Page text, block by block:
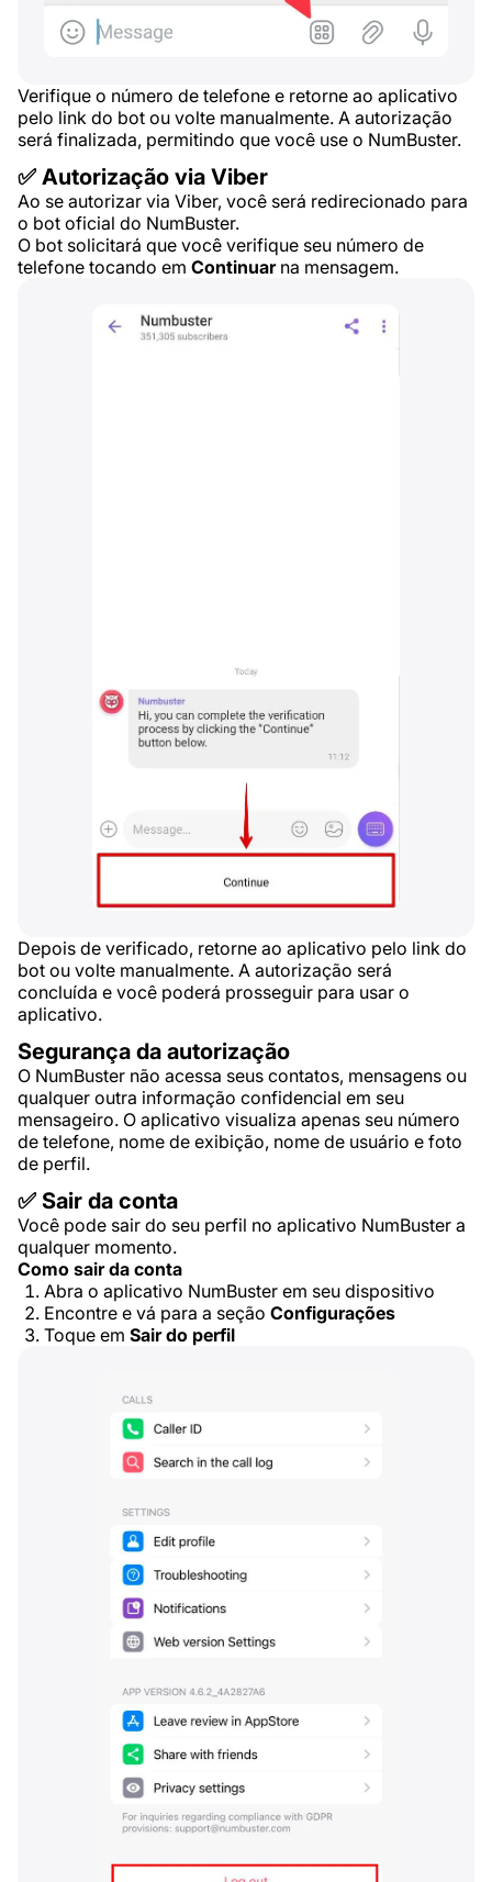
Verifique o número de telefone e retorne ao aplicativo
pelo link do bot ou volte manualmente. A autorização
será finalizada, permitindo que você use o NumBuster.
✅ Autorização via Viber
Ao se autorizar via Viber, você será redirecionado para
o bot oficial do NumBuster.
O bot solicitará que você verifique seu número de
telefone tocando em Continuarna mensagem.
Depois de verificado, retorne ao aplicativo pelo link do
bot ou volte manualmente. A autorização será
concluída e você poderá prosseguir para usar o
aplicativo.
Segurança da autorização
O NumBuster não acessa seus contatos, mensagens ou
qualquer outra informação confidencial em seu
mensageiro. O aplicativo visualiza apenas seu número
de telefone, nome de exibição, nome de usuário e foto
de perfil.
✅ Sair da conta
Você pode sair do seu perfil no aplicativo NumBuster a
qualquer momento.
Como sair da conta
Abra o aplicativo NumBuster em seu dispositivo
Encontre e vá para a seção Configurações
Toque em Sair do perfil